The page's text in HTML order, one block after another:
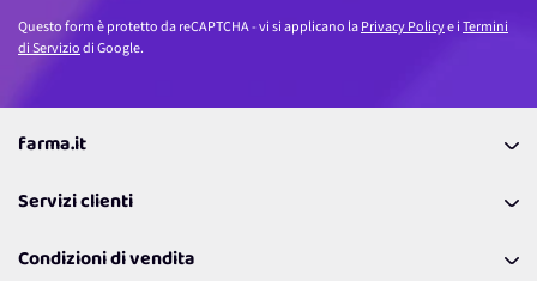
Questo form è protetto da reCAPTCHA - vi si applicano laPrivacy Policye iTermini
di Serviziodi Google.
farma.it
Coupon
Lavora con noi
Servizi clienti
Richiamami
Condizioni di vendita